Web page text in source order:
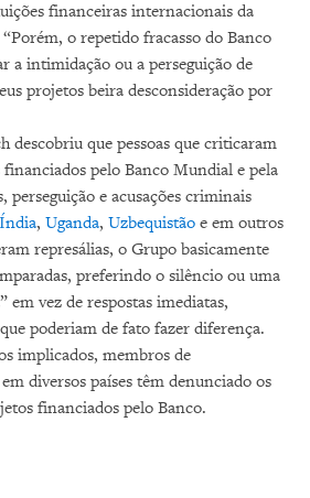
financeiras internacionais da
o repetido fracasso do Banco
intimidação ou a perseguição de
projetos beira desconsideração por
descobriu que pessoas que criticaram
pelo Banco Mundial e pela
perseguição e acusações criminais
Índia, Uganda, Uzbequistão e em outros
represálias, o Grupo basicamente
preferindo o silêncio ou uma
em vez de respostas imediatas,
poderiam de fato fazer diferença.
implicados, membros de
diversos países têm denunciado os
financiados pelo Banco.